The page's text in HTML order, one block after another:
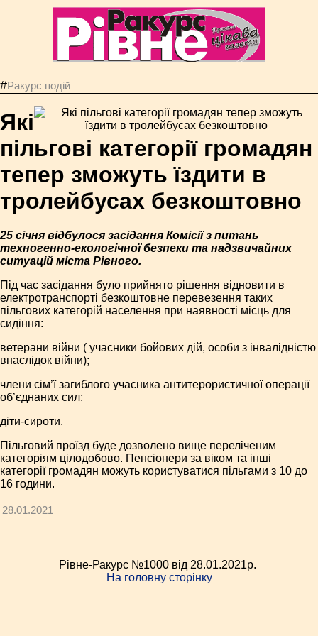
#Ракурс подій
Які
пільгові категорії громадян
тепер зможуть їздити в
тролейбусах безкоштовно
25 січня відбулося засідання Комісії з питань
техногенно-екологічної безпеки та надзвичайних
ситуацій міста Рівного.
Під час засідання було прийнято рішення відновити в
електротранспорті безкоштовне перевезення таких
пільгових категорій населення при наявності місць для
сидіння:
ветерани війни ( учасники бойових дій, особи з інвалідністю
внаслідок війни);
члени сім’ї загиблого учасника антитерористичної операції
об’єднаних сил;
діти-сироти.
Пільговий проїзд буде дозволено вище переліченим
категоріям цілодобово. Пенсіонери за віком та інші
категорії громадян можуть користуватися пільгами з 10 до
16 години.
28.01.2021
Рівне-Ракурс №1000 від 28.01.2021p.
На головну сторінку